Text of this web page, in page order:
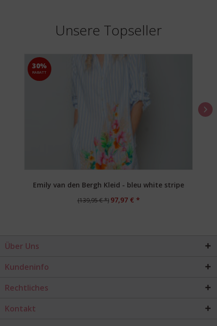
Unsere Topseller
30%
RABATT
Emily van den Bergh Kleid - bleu white stripe
(139,95 € *) 97,97 € *
Über Uns
Kundeninfo
Rechtliches
Kontakt